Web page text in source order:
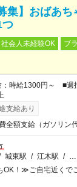
集】おばあ
つ
社会人未経験OK
ブ
：時給1300円～ ■
支給あり
全額支給（ガソリン
城東駅 / 江木駅 / …
！≫ご自宅近くで